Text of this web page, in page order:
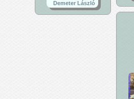
Demeter László